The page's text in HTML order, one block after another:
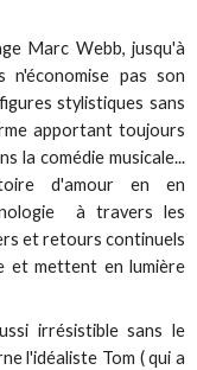
Marc Webb, jusqu'à
pas son
stylistiques sans
apportant toujours
la comédie musicale...
d'amour en en
à travers les
et retours continuels
et mettent en lumière
irrésistible sans le
l'idéaliste Tom ( qui a